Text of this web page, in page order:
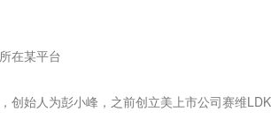
在某平台
始人为彭小峰，之前创立美上市公司赛维LDK